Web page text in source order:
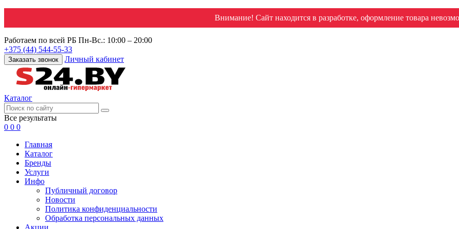
Внимание! Сайт находится в разработке, оформление товара
Работаем по всей РБ Пн-Вс.: 10:00 – 20:00
+375 (44) 544-55-33
Заказать звонок Личный кабинет
Каталог
Все результаты
0 0 0
Главная
Каталог
Бренды
Услуги
Инфо
Публичный договор
Новости
Политика конфиденциальности
Обработка персональных данных
Акции